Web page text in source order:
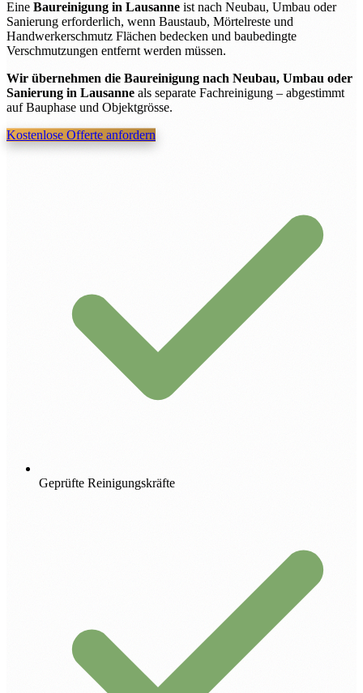
Eine Baureinigung in Lausanne ist nach Neubau, Umbau oder
Sanierung erforderlich, wenn Baustaub, Mörtelreste und
Handwerkerschmutz Flächen bedecken und baubedingte
Verschmutzungen entfernt werden müssen.
Wir übernehmen die Baureinigung nach Neubau, Umbau oder
Sanierung in Lausanne als separate Fachreinigung – abgestimmt
auf Bauphase und Objektgrösse.
Kostenlose Offerte anfordern
Geprüfte Reinigungskräfte